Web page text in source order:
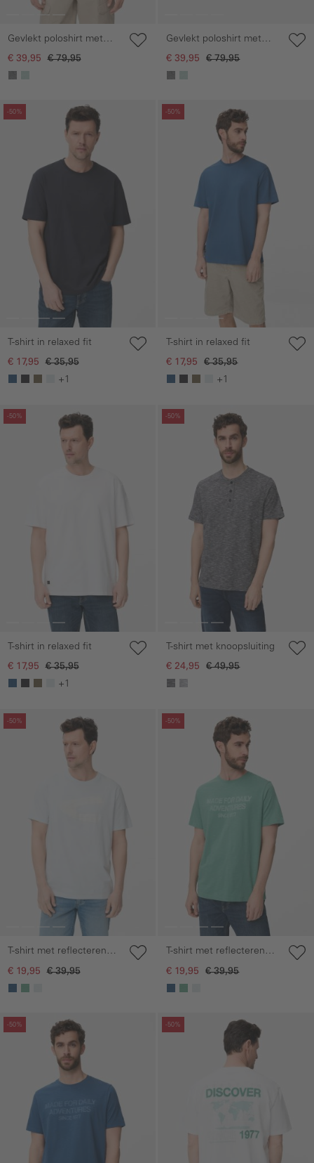
Gevlekt poloshirt met
korte mouwen van
€ 39,95 € 79,95
Gevlekt poloshirt met
korte mouwen van
€ 39,95 € 79,95
-50%
overslaan
T-shirt in relaxed fit
€ 17,95
€ 35,95
+1
-50%
Galerie overslaan
T-shirt in relaxed fit
€ 17,95
€ 35,95
+1
-50%
overslaan
T-shirt in relaxed fit
€ 17,95
€ 35,95
+1
-50%
Galerie overslaan
T-shirt met knoopsluiting
€ 24,95 € 49,95
-50%
overslaan
T-shirt met reflecterende
details
€ 19,95 € 39,95
-50%
Galerie overslaan
T-shirt met reflecterende
details
€ 19,95 € 39,95
-50%
overslaan
-50%
Galerie overslaan